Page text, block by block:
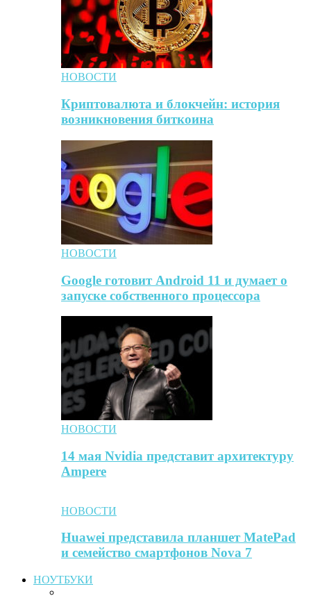
НОВОСТИ
Криптовалюта и блокчейн: история
возникновения биткоина
НОВОСТИ
Google готовит Android 11 и думает о
запуске собственного процессора
НОВОСТИ
14 мая Nvidia представит архитектуру
Ampere
НОВОСТИ
Huawei представила планшет MatePad
и семейство смартфонов Nova 7
НОУТБУКИ